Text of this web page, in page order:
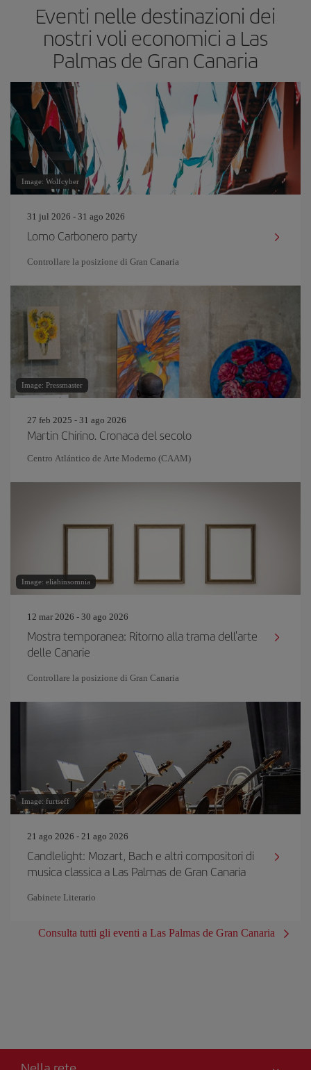
Eventi nelle destinazioni dei
nostri voli economici a Las
Palmas de Gran Canaria
Image: Wolfcyber
31 jul 2026 - 31 ago 2026
Lomo Carbonero party
Controllare la posizione di Gran Canaria
Image: Pressmaster
27 feb 2025 - 31 ago 2026
Martin Chirino. Cronaca del secolo
Centro Atlántico de Arte Moderno (CAAM)
Image: eliahinsomnia
12 mar 2026 - 30 ago 2026
Mostra temporanea: Ritorno alla trama dell'arte
delle Canarie
Controllare la posizione di Gran Canaria
Image: furtseff
21 ago 2026 - 21 ago 2026
Candlelight: Mozart, Bach e altri compositori di
musica classica a Las Palmas de Gran Canaria
Gabinete Literario
Consulta tutti gli eventi a Las Palmas de Gran Canaria